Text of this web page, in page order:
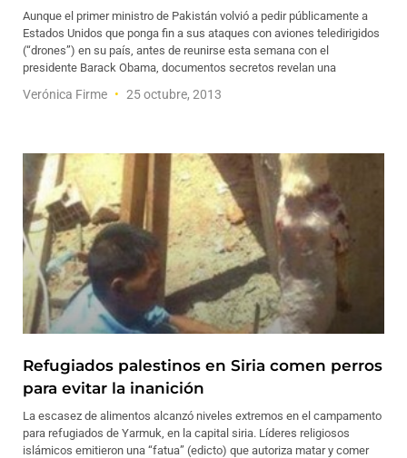
Aunque el primer ministro de Pakistán volvió a pedir públicamente a
Estados Unidos que ponga fin a sus ataques con aviones teledirigidos
(“drones”) en su país, antes de reunirse esta semana con el
presidente Barack Obama, documentos secretos revelan una
Verónica Firme 25 octubre, 2013
Refugiados palestinos en Siria comen perros
para evitar la inanición
La escasez de alimentos alcanzó niveles extremos en el campamento
para refugiados de Yarmuk, en la capital siria. Líderes religiosos
islámicos emitieron una “fatua” (edicto) que autoriza matar y comer